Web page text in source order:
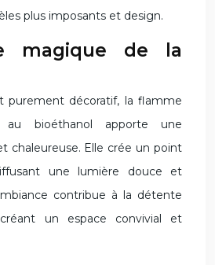
plus imposants et design.
magique de la
purement décoratif, la flamme
au bioéthanol apporte une
chaleureuse. Elle crée un point
une lumière douce et
contribue à la détente
un espace convivial et